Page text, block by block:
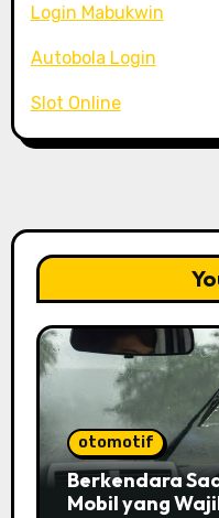
Login Mabukwin
Autobola Login
Slot Online
otomotif
Berkendara
Mobil yang